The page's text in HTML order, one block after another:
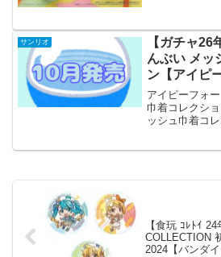
サンリオ
【ガチャ26
んぶい メッ
ン【アイピ
アイピーフォ
巾着コレクシ
ッシュ巾着コ
【食玩 ｺﾚﾄｲ
COLLECTION
2024【バンダイ